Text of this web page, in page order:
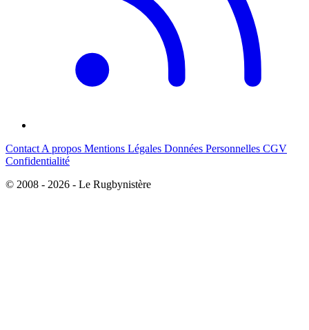
Contact A propos Mentions Légales Données Personnelles CGV
Confidentialité
© 2008 - 2026 - Le Rugbynistère